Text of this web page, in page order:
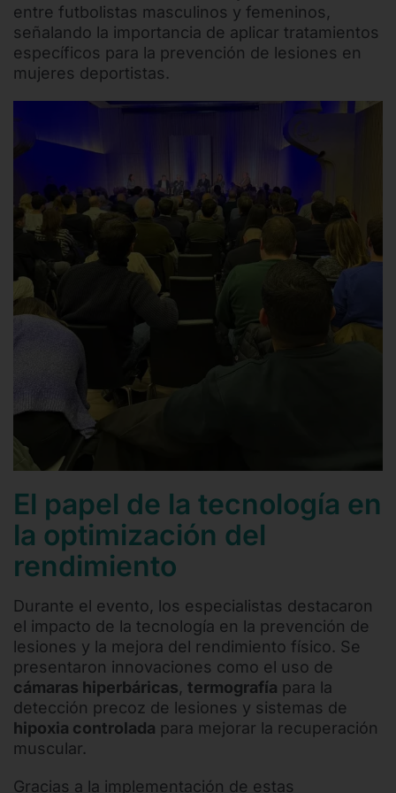
entre futbolistas masculinos y femeninos,
señalando la importancia de aplicar tratamientos
específicos para la prevención de lesiones en
mujeres deportistas.
El papel de la tecnología en
la optimización del
rendimiento
Durante el evento, los especialistas destacaron
el impacto de la tecnología en la prevención de
lesiones y la mejora del rendimiento físico. Se
presentaron innovaciones como el uso de
cámaras hiperbáricas, termografía para la
detección precoz de lesiones y sistemas de
hipoxia controlada para mejorar la recuperación
muscular.
Gracias a la implementación de estas